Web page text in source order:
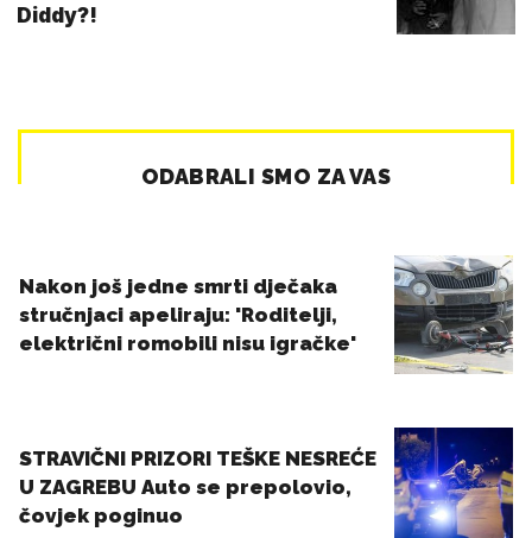
Diddy?!